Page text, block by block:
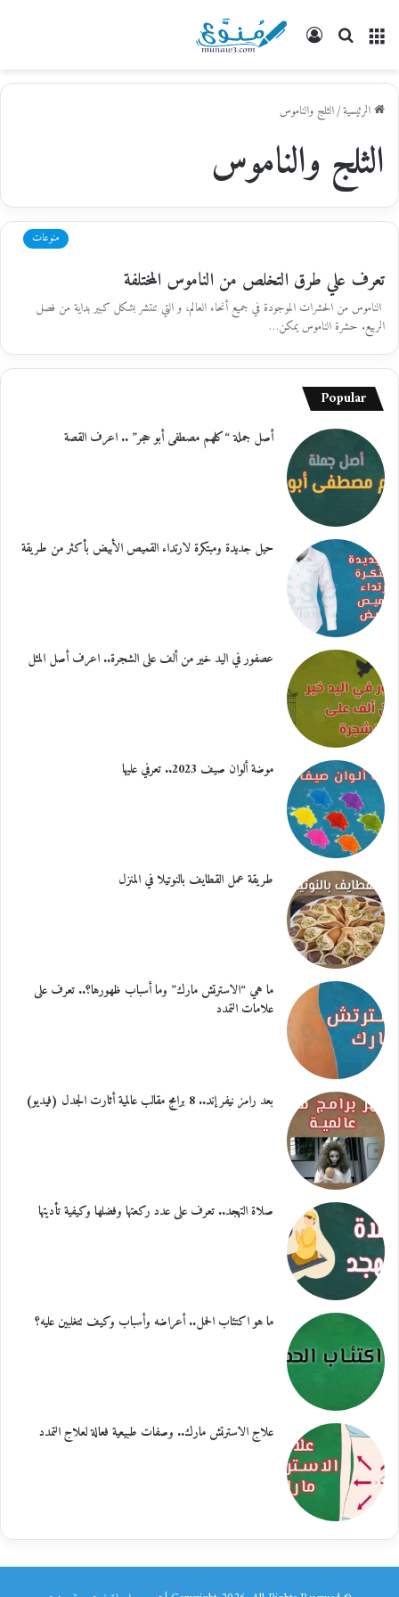
القائمة
بحث
تسجيل
الرئيسية/الثلج والناموس
الثلج والناموس
منوعات
تعرف علي طرق التخلص من الناموس المختلفة
الناموس من الحشرات الموجودة في جميع أنحاء العالم، و التي تنتشر بشكل كبير بداية من فصل
الربيع. حشرة الناموس يمكن…
Popular
أصل جملة “كلهم مصطفى أبو حجر” .. اعرف القصة
حيل جديدة ومبتكرة لارتداء القميص الأبيض بأكثر من طريقة
عصفور في اليد خير من ألف على الشجرة.. اعرف أصل المثل
موضة ألوان صيف 2023.. تعرفي عليها
طريقة عمل القطايف بالنوتيلا في المنزل
ما هي “الاسترتش مارك” وما أسباب ظهورها؟.. تعرف على
علامات التمدد
بعد رامز نيفر إند.. 8 برامج مقالب عالمية أثارت الجدل (فيديو)
صلاة التهجد.. تعرف على عدد ركعتها وفضلها وكيفية تأديتها
ما هو اكتئاب الحمل.. أعراضه وأسباب وكيف تتغلبين عليه؟
علاج الاسترتش مارك.. وصفات طبيعية فعالة لعلاج التمدد